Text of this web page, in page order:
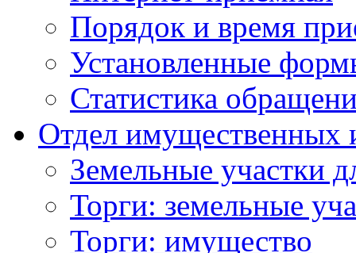
Порядок и время
Установленные
Статистика
Отдел имущественных
Земельные участки
Торги: земельные
Торги: имущество